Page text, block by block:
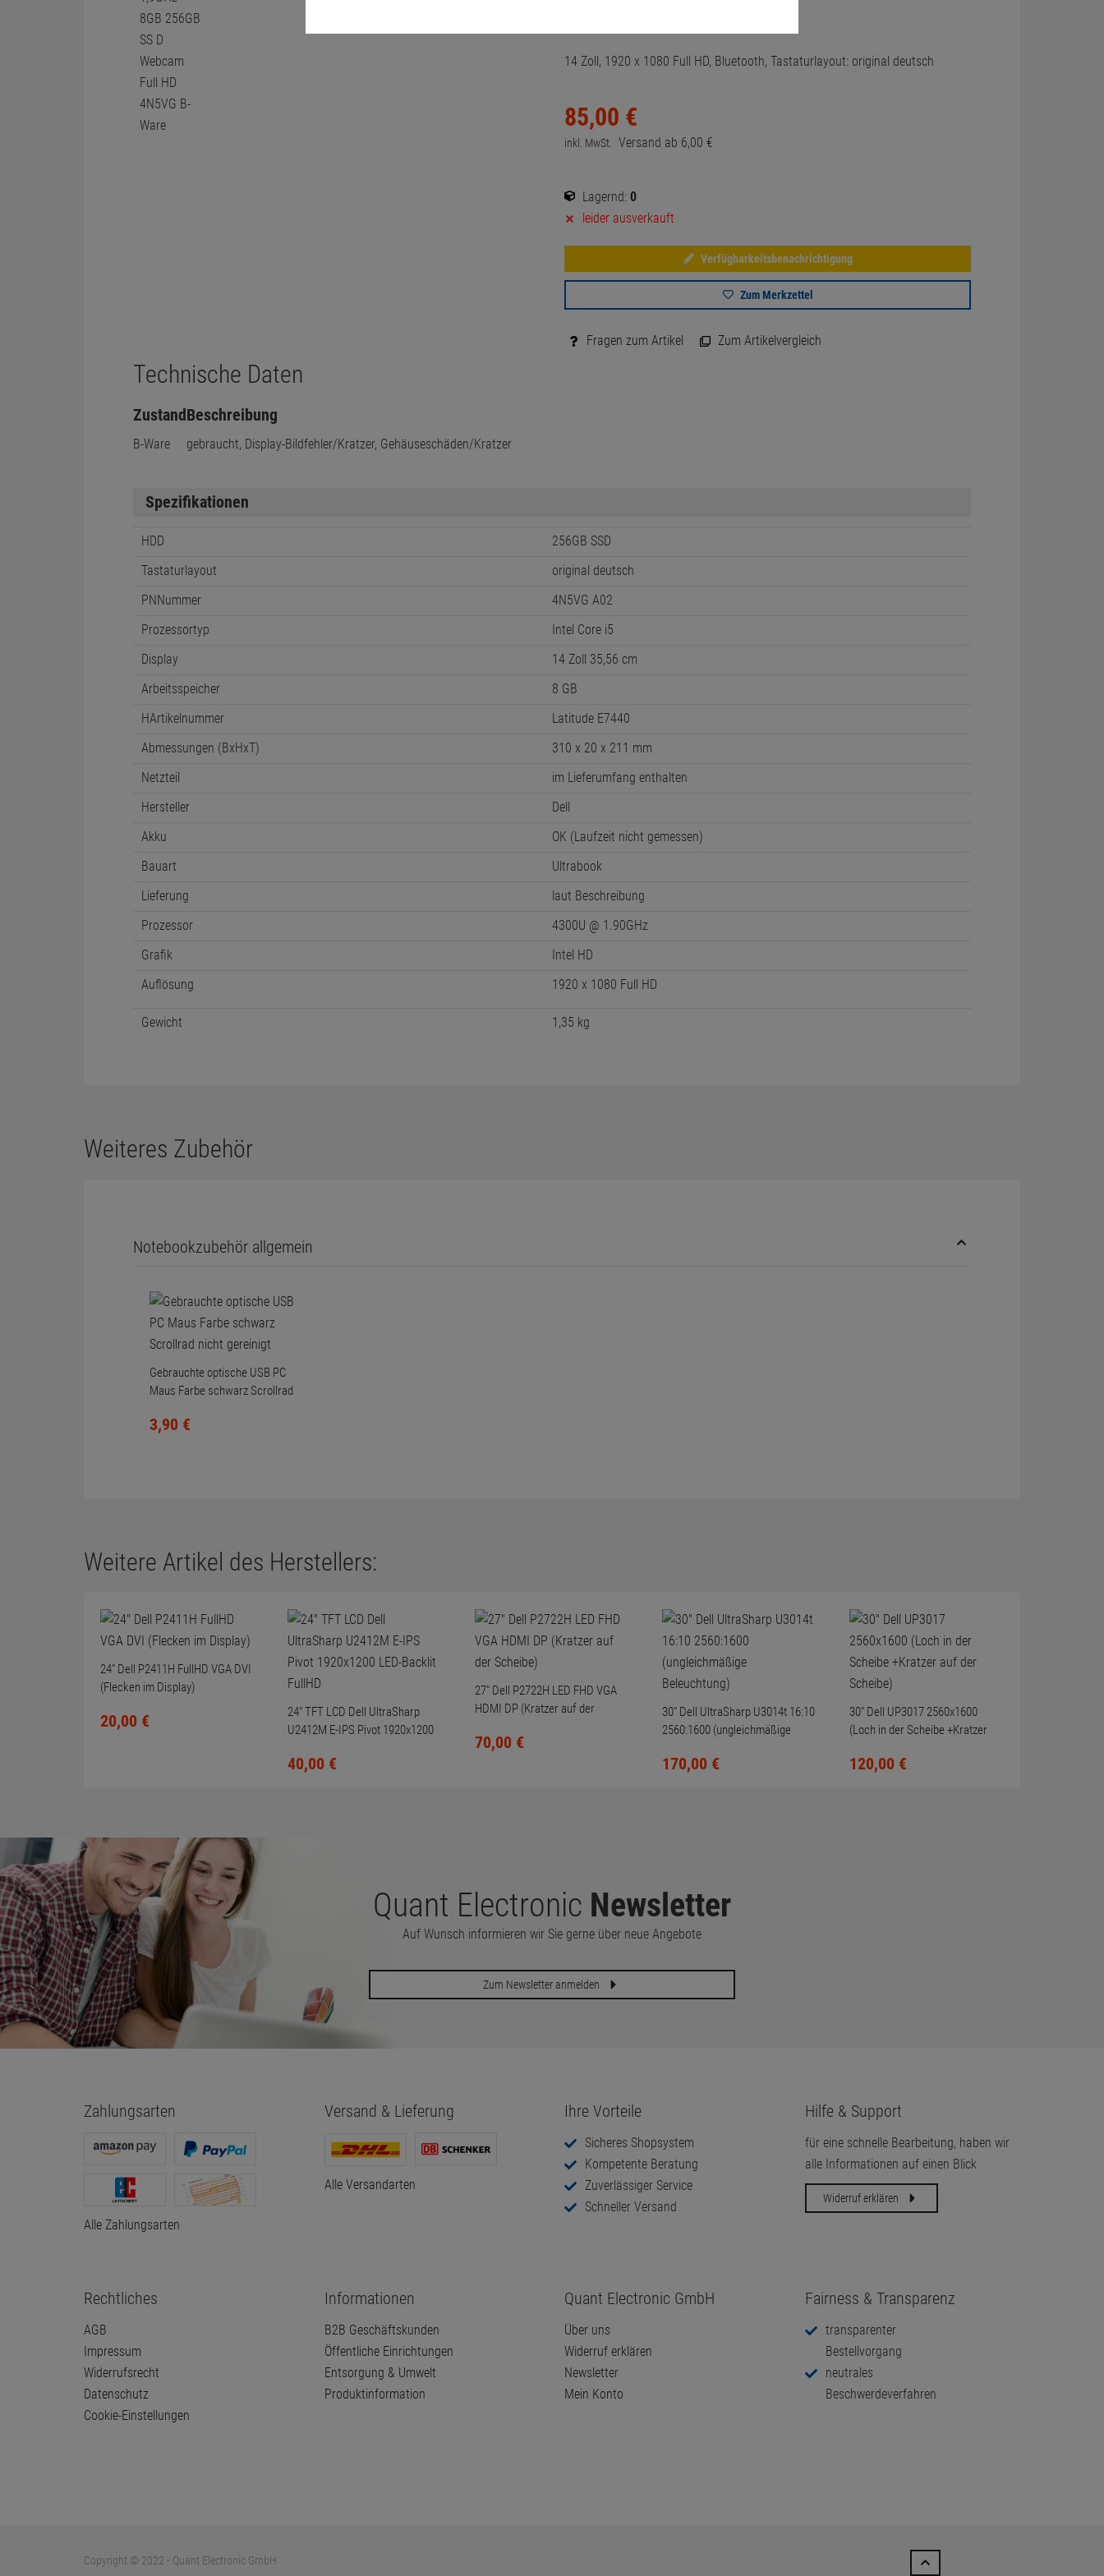
14 Zoll, 1920 x 1080 Full HD, Bluetooth, Tastaturlayout: original deutsch
85,00 €
inkl. MwSt. Versand ab 6,00 €
Lagernd: 0
leider ausverkauft
Verfügbarkeitsbenachrichtigung
Zum Merkzettel
Fragen zum Artikel Zum Artikelvergleich
Technische Daten
Zustand
B-Ware
Beschreibung
gebraucht, Display-Bildfehler/Kratzer, Gehäuseschäden/Kratzer
Spezifikationen
HDD
256GB SSD
Tastaturlayout
original deutsch
PNNummer
4N5VG A02
Prozessortyp
Intel Core i5
Display
14 Zoll 35,56 cm
Arbeitsspeicher
8 GB
HArtikelnummer
Latitude E7440
Abmessungen (BxHxT)
310 x 20 x 211 mm
Netzteil
im Lieferumfang enthalten
Hersteller
Dell
Akku
OK (Laufzeit nicht gemessen)
Bauart
Ultrabook
Lieferung
laut Beschreibung
Prozessor
4300U @ 1.90GHz
Grafik
Intel HD
Auflösung
1920 x 1080 Full HD
Gewicht 1,35 kg
Weiteres Zubehör
Notebookzubehör allgemein
Gebrauchte optische USB PC
Maus Farbe schwarz Scrollrad
3,90 €
Weitere Artikel des Herstellers:
24" Dell P2411H FullHD VGA DVI
(Flecken im Display)
20,00 €
24" TFT LCD Dell UltraSharp
U2412M E-IPS Pivot 1920x1200
40,00 €
27" Dell P2722H LED FHD VGA
HDMI DP (Kratzer auf der
70,00 €
30" Dell UltraSharp U3014t 16:10
2560:1600 (ungleichmäßige
170,00 €
30" Dell UP3017 2560x1600
(Loch in der Scheibe +Kratzer
120,00 €
Quant Electronic Newsletter
Auf Wunsch informieren wir Sie gerne über neue Angebote
Zum Newsletter anmelden
Zahlungsarten
Alle Zahlungsarten
Versand & Lieferung
Alle Versandarten
Ihre Vorteile
Sicheres Shopsystem
Kompetente Beratung
Zuverlässiger Service
Schneller Versand
Hilfe & Support
für eine schnelle Bearbeitung, haben wir
alle Informationen auf einen Blick
Widerruf erklären
Rechtliches
AGB
Impressum
Widerrufsrecht
Datenschutz
Cookie-Einstellungen
Informationen
B2B Geschäftskunden
Öffentliche Einrichtungen
Entsorgung & Umwelt
Produktinformation
Quant Electronic GmbH
Über uns
Widerruf erklären
Newsletter
Mein Konto
Fairness & Transparenz
transparenter
Bestellvorgang
neutrales
Beschwerdeverfahren
Copyright © 2022 - Quant Electronic GmbH